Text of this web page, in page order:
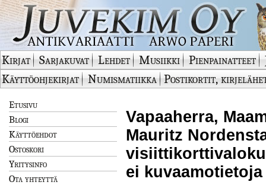
Kirjat Sarjakuvat Lehdet Musiikki Pienpainatteet
Käyttöohjekirjat
Numismatiikka Postikortit,
Etusivu
Blogi
Käyttöehdot
Ostoskori
Yritysinfo
Ota yhteyttä
Vapaaherra,
Mauritz
ei kuvaamotietoja